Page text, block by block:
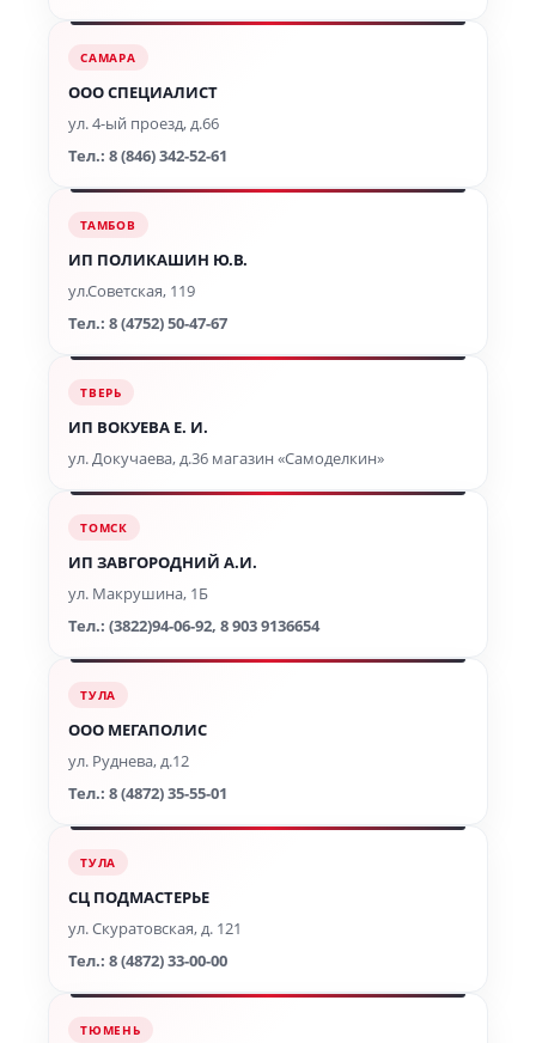
САМАРА
ООО СПЕЦИАЛИСТ
ул. 4-ый проезд, д.66
Тел.: 8 (846) 342-52-61
ТАМБОВ
ИП ПОЛИКАШИН Ю.В.
ул.Советская, 119
Тел.: 8 (4752) 50-47-67
ТВЕРЬ
ИП ВОКУЕВА Е. И.
ул. Докучаева, д.36 магазин «Самоделкин»
ТОМСК
ИП ЗАВГОРОДНИЙ А.И.
ул. Макрушина, 1Б
Тел.: (3822)94-06-92, 8 903 9136654
ТУЛА
ООО МЕГАПОЛИС
ул. Руднева, д.12
Тел.: 8 (4872) 35-55-01
ТУЛА
СЦ ПОДМАСТЕРЬЕ
ул. Скуратовская, д. 121
Тел.: 8 (4872) 33-00-00
ТЮМЕНЬ